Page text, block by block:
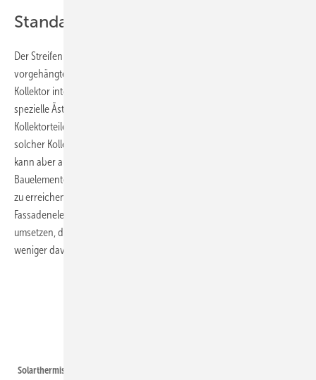
Standardisierte Streifen
Der Streifenkollektor ist im Prinzip ein standardisiertes Element für
vorgehängte Fassaden. In dieses Element ist der solarthermische
Kollektor integriert. Dieser ist extrem schmal, so dass er eine ganz
spezielle Ästhetik erlaubt. In der Länge sind die einzelnen
Kollektorteile variabel. Der Architekt hat dann die Wahl, wie viele
solcher Kollektorstreifen er in das Bauelement integriert haben will. Er
kann aber auch gleichzeitig bestimmen, wie breit die einzelnen
Bauelemente der Fassade sein sollen, um eine ganz persönliche Optik
zu erreichen. Die Breite der Kollektoren hängt dann von der Breite der
Fassadenelemente ab. In der Produktion lässt sich das relativ leicht
umsetzen, da die Streifen standardisiert sind und nur mehr oder
weniger davon in das Bauteil eingesetzt werden.
Solarthermischer Streifenkollektor Ansicht | Die einzelnen Kollektorstreifen